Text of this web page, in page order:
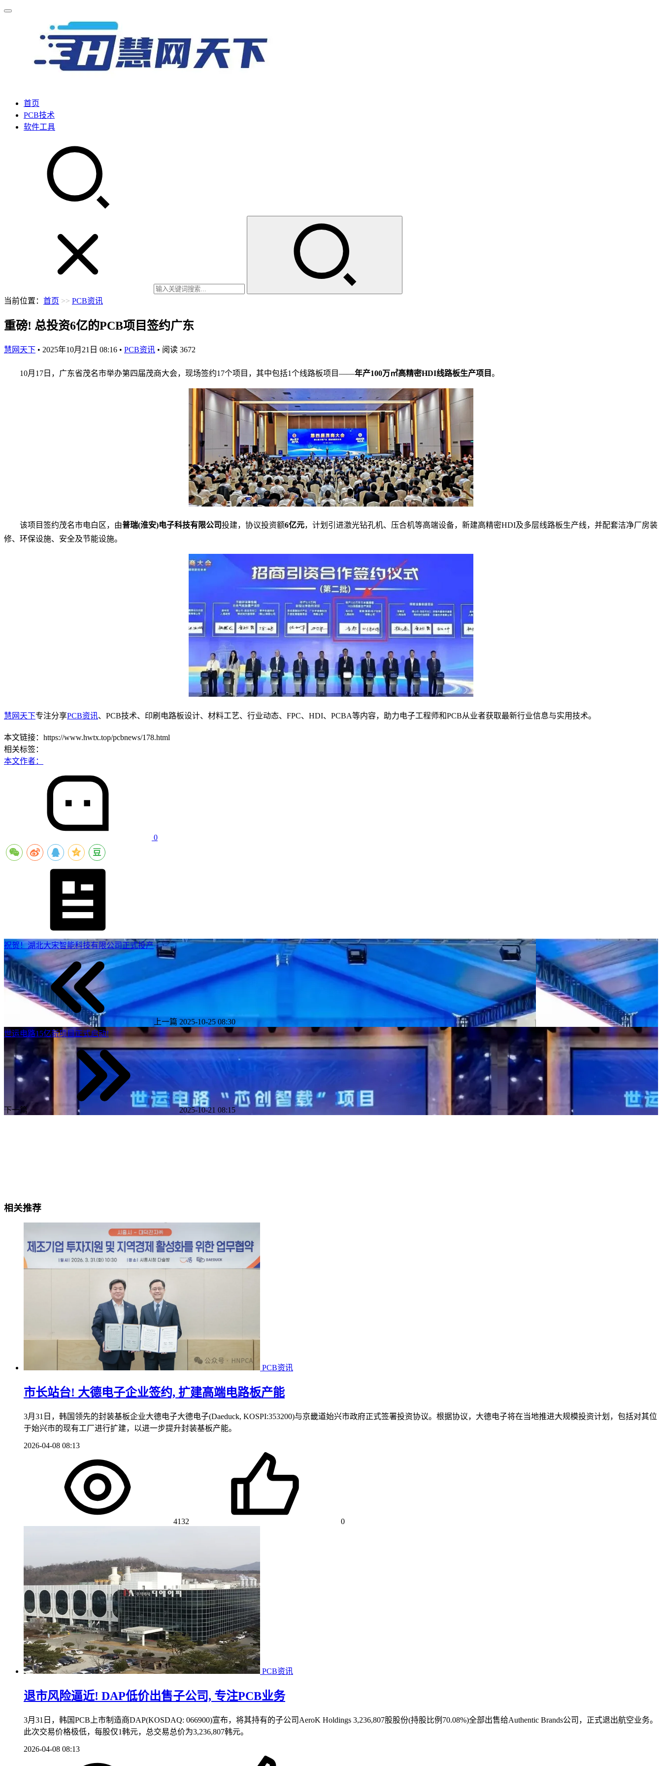
首页
PCB技术
软件工具
当前位置： 首页 >> PCB资讯
重磅! 总投资6亿的PCB项目签约广东
慧网天下 • 2025年10月21日 08:16 • PCB资讯 • 阅读 3672
10月17日，广东省茂名市举办第四届茂商大会，现场签约17个项目，其中包括1个线路板项目——年产100万㎡高精密HDI线路板生产项目。
该项目签约茂名市电白区，由普瑞(淮安)电子科技有限公司投建，协议投资额6亿元，计划引进激光钻孔机、压合机等高端设备，新建高精密HDI及多层线路板生产线，并配套洁净厂房装
修、环保设施、安全及节能设施。
慧网天下专注分享PCB资讯、PCB技术、印刷电路板设计、材料工艺、行业动态、FPC、HDI、PCBA等内容，助力电子工程师和PCB从业者获取最新行业信息与实用技术。
本文链接：https://www.hwtx.top/pcbnews/178.html
相关标签：
本文作者：
0
祝贺！湖北大宋智能科技有限公司正式投产
上一篇 2025-10-25 08:30
世运电路15亿新项目正式启动!
下一篇 2025-10-21 08:15
相关推荐
PCB资讯
市长站台! 大德电子企业签约, 扩建高端电路板产能
3月31日，韩国领先的封装基板企业大德电子大德电子(Daeduck, KOSPI:353200)与京畿道始兴市政府正式签署投资协议。根据协议，大德电子将在当地推进大规模投资计划，包括对其位
于始兴市的现有工厂进行扩建，以进一步提升封装基板产能。
2026-04-08 08:13
4132 0
PCB资讯
退市风险逼近! DAP低价出售子公司, 专注PCB业务
3月31日，韩国PCB上市制造商DAP(KOSDAQ: 066900)宣布，将其持有的子公司AeroK Holdings 3,236,807股股份(持股比例70.08%)全部出售给Authentic Brands公司，正式退出航空业务。
此次交易价格极低，每股仅1韩元，总交易总价为3,236,807韩元。
2026-04-08 08:13